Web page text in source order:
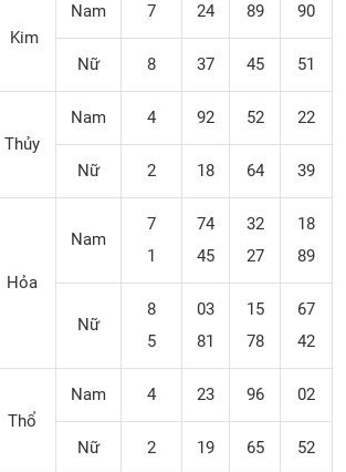
Kim
Nam 7 24 89 90
Nữ 8 37 45 51
Thủy
Nam 4 92 52 22
Nữ 2 18 64 39
Hỏa
Nam
7
1
74
45
32
27
18
89
Nữ
8
5
03
81
15
78
67
42
Thổ
Nam 4 23 96 02
Nữ 2 19 65 52